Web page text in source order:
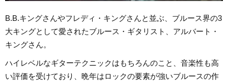
B.B.キングさんやフレディ・キングさんと並ぶ、ブルース界の3
大キングとして愛されたブルース・ギタリスト、アルバート・
キングさん。
ハイレベルなギターテクニックはもちろんのこと、音楽性も高
い評価を受けており、晩年はロックの要素が強いブルースの作